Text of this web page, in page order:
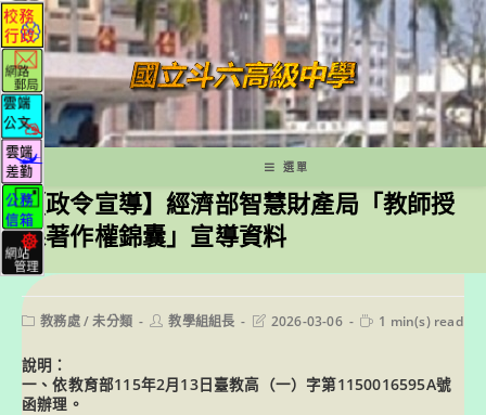
跳
轉
至
主
要
內
容
選單
【政令宣導】經濟部智慧財產局「教師授
課著作權錦囊」宣導資料
Post教務處/ 未分類
Post教學組組長
Post2026-03-06
Reading
1 min(s) read
說明：
一、依教育部115年2月13日臺教高（一）字第1150016595A號
函辦理。